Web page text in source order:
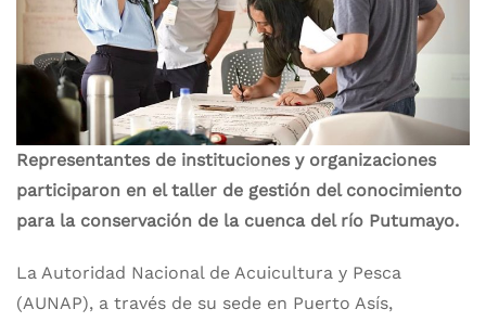
Representantes de instituciones y organizaciones
participaron en el taller de gestión del conocimiento
para la conservación de la cuenca del río Putumayo.
La Autoridad Nacional de Acuicultura y Pesca
(AUNAP), a través de su sede en Puerto Asís,